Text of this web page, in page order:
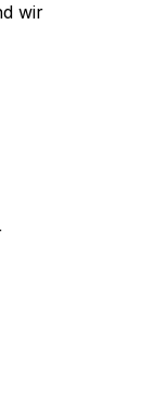
wir